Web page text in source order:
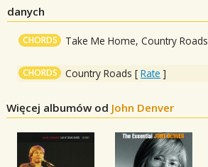
danych
CHORDS Take Me Home, Country Roads
CHORDS Country Roads [Rate ]
Więcej albumów od John Denver